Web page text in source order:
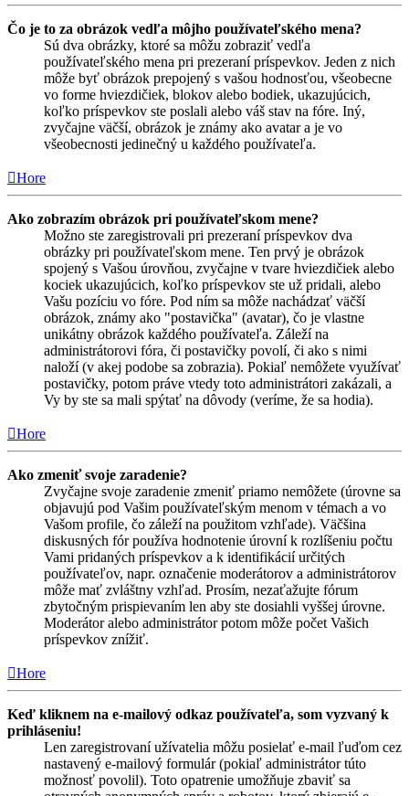
Čo je to za obrázok vedľa môjho používateľského mena?
Sú dva obrázky, ktoré sa môžu zobraziť vedľa
používateľského mena pri prezeraní príspevkov. Jeden z nich
môže byť obrázok prepojený s vašou hodnosťou, všeobecne
vo forme hviezdičiek, blokov alebo bodiek, ukazujúcich,
koľko príspevkov ste poslali alebo váš stav na fóre. Iný,
zvyčajne väčší, obrázok je známy ako avatar a je vo
všeobecnosti jedinečný u každého používateľa.
Hore
Ako zobrazím obrázok pri používateľskom mene?
Možno ste zaregistrovali pri prezeraní príspevkov dva
obrázky pri používateľskom mene. Ten prvý je obrázok
spojený s Vašou úrovňou, zvyčajne v tvare hviezdičiek alebo
kociek ukazujúcich, koľko príspevkov ste už pridali, alebo
Vašu pozíciu vo fóre. Pod ním sa môže nachádzať väčší
obrázok, známy ako "postavička" (avatar), čo je vlastne
unikátny obrázok každého používateľa. Záleží na
administrátorovi fóra, či postavičky povolí, či ako s nimi
naloží (v akej podobe sa zobrazia). Pokiaľ nemôžete využívať
postavičky, potom práve vtedy toto administrátori zakázali, a
Vy by ste sa mali spýtať na dôvody (veríme, že sa hodia).
Hore
Ako zmeniť svoje zaradenie?
Zvyčajne svoje zaradenie zmeniť priamo nemôžete (úrovne sa
objavujú pod Vašim používateľským menom v témach a vo
Vašom profile, čo záleží na použitom vzhľade). Väčšina
diskusných fór používa hodnotenie úrovní k rozlíšeniu počtu
Vami pridaných príspevkov a k identifikácií určitých
používateľov, napr. označenie moderátorov a administrátorov
môže mať zvláštny vzhľad. Prosím, nezaťažujte fórum
zbytočným prispievaním len aby ste dosiahli vyššej úrovne.
Moderátor alebo administrátor potom môže počet Vašich
príspevkov znížiť.
Hore
Keď kliknem na e-mailový odkaz používateľa, som vyzvaný k
prihláseniu!
Len zaregistrovaní užívatelia môžu posielať e-mail ľuďom cez
nastavený e-mailový formulár (pokiaľ administrátor túto
možnosť povolil). Toto opatrenie umožňuje zbaviť sa